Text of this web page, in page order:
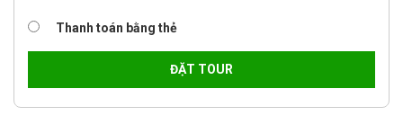
Thanh toán bằng thẻ
ĐẶT TOUR